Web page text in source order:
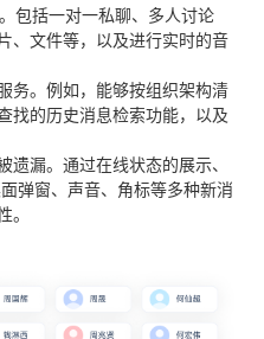
包括一对一私聊、多人讨论
、文件等，以及进行实时的音
务。例如，能够按组织架构清
找的历史消息检索功能，以及
遗漏。通过在线状态的展示、
弹窗、声音、角标等多种新消